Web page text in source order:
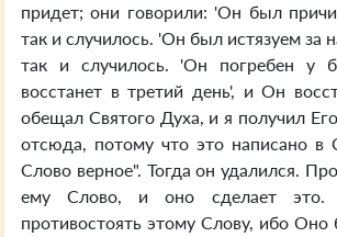
придет; они говорили: 'Он был
так и случилось. 'Он был истязуем за
так и случилось. 'Он погребен у
восстанет в третий день', и Он
обещал Святого Духа, и я получил
отсюда, потому что это написано в
Слово верное". Тогда он удалился.
ему Слово, и оно сделает
противостоять этому Слову, ибо Оно